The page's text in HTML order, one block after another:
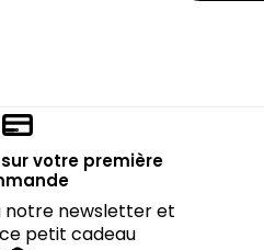
votre première
notre newsletter et
petit cadeau